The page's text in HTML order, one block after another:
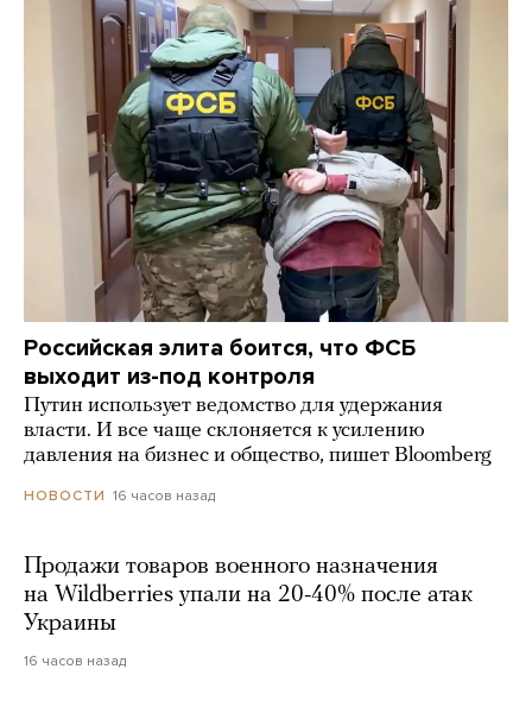
Российская элита боится, что ФСБ
выходит из-под контроля
Путин использует ведомство для удержания
власти. И все чаще склоняется к усилению
давления на бизнес и общество, пишет Bloomberg
НОВОСТИ 16 часов назад
Продажи товаров военного назначения
на Wildberries упали на 20-40% после атак
Украины
16 часов назад